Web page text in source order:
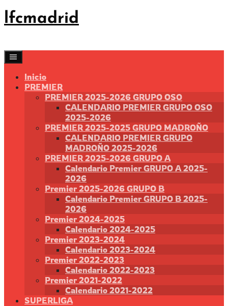
Saltar
al
lfcmadrid
Inicio
PREMIER
PREMIER 2025-2026 GRUPO OSO
CALENDARIO PREMIER GRUPO OSO
2025-2026
PREMIER 2025-2025 GRUPO MADROÑO
CALENDARIO PREMIER GRUPO
MADROÑO 2025-2026
PREMIER 2025-2026 GRUPO A
Calendario Premier GRUPO A 2025-
2026
Premier 2025-2026 GRUPO B
Calendario Premier GRUPO B 2025-
2026
Premier 2024-2025
Calendario 2024-2025
Premier 2023-2024
Calendario 2023-2024
Premier 2022-2023
Calendario 2022-2023
Premier 2021-2022
Calendario 2021-2022
SUPERLIGA